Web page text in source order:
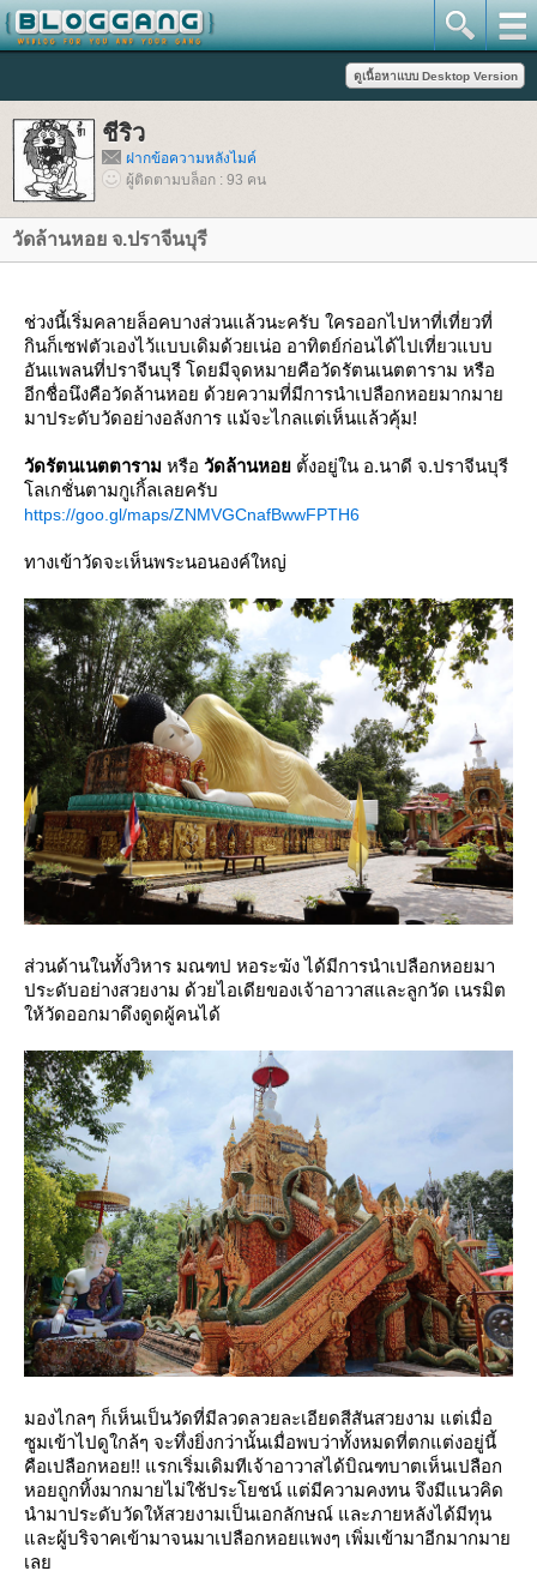
ชีริว
ฝากข้อความหลังไมค์
ผู้ติดตามบล็อก : 93 คน
วัดล้านหอย จ.ปราจีนบุรี
ช่วงนี้เริ่มคลายล็อคบางส่วนแล้วนะครับ ใครออกไปหาที่เที่ยวที่
กินก็เซฟตัวเองไว้แบบเดิมด้วยเน่อ อาทิตย์ก่อนได้ไปเที่ยวแบบ
อันแพลนที่ปราจีนบุรี โดยมีจุดหมายคือวัดรัตนเนตตาราม หรือ
อีกชื่อนึงคือวัดล้านหอย ด้วยความที่มีการนำเปลือกหอยมากมา
มาประดับวัดอย่างอลังการ แม้จะไกลแต่เห็นแล้วคุ้ม!
วัดรัตนเนตตาราม หรือ วัดล้านหอ ตั้งอยู่ใน อ.นาดี จ.ปราจีนบุรี
ลเกชั่นตามกูเกิ้ลเลยครับ
https://goo.gl/maps/ZNMVGCnafBwwFPTH6
ทางเข้าวัดจะเห็นพระนอนองค์ใหญ่
ส่วนด้านในทั้งวิหาร มณฑป หอระฆัง ได้มีการนำเปลือกหอยมา
ประดับอย่างสวยงาม ด้วยไอเดียของเจ้าอาวาสและลูกวัด เนรมิต
ห้วัดออกมาดึงดูดผู้คนได้
มองไกลๆ ก็เห็นเป็นวัดที่มีลวดลวยละเอียดสีสันสวยงาม แต่เมื่อ
ซูมเข้าไปดูใกล้ๆ จะทึ่งยิ่งกว่านั้นเมื่อพบว่าทั้งหมดที่ตกแต่งอยู่นี้
คือเปลือกหอย!! แรกเริ่มเดิมทีเจ้าอาวาสได้บิณฑบาตเห็นเปลือก
หอยถูกทิ้งมากมายไม่ใช้ประโยชน์ แต่มีความคงทน จึงมีแนวคิด
นำมาประดับวัดให้สวยงามเป็นเอกลักษณ์ และภายหลังได้มีทุน
ละผู้บริจาคเข้ามาจนมาเปลือกหอยแพงๆ เพิ่มเข้ามาอีกมากมา
เล